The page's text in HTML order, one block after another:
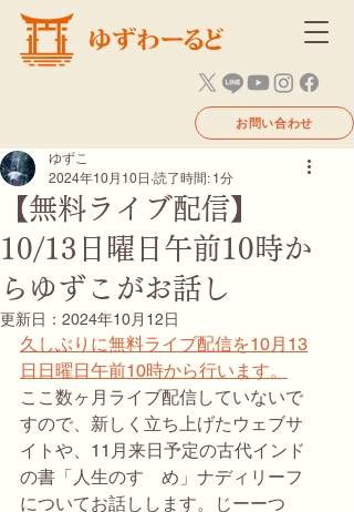
お問い合わせ
【無料ライブ配信】
10/13日曜日午前10時か
らゆずこがお話し
ゆずこ
2024年10月10日 読了時間: 1分
更新日： 2024年10月12日
久しぶりに無料ライブ配信を10月13
日日曜日午前10時から行います。
ここ数ヶ月ライブ配信していないで
すので、新しく立ち上げたウェブサ
イトや、11月来日予定の古代インド
の書「人生のすゝめ」ナディリーフ
についてお話しします。じーーつ